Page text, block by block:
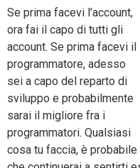
Se prima facevi l’account,
ora fai il capo di tutti gli
account. Se prima facevi il
programmatore, adesso
sei a capo del reparto di
sviluppo e probabilmente
sarai il migliore fra i
programmatori. Qualsiasi
cosa tu faccia, è probabile